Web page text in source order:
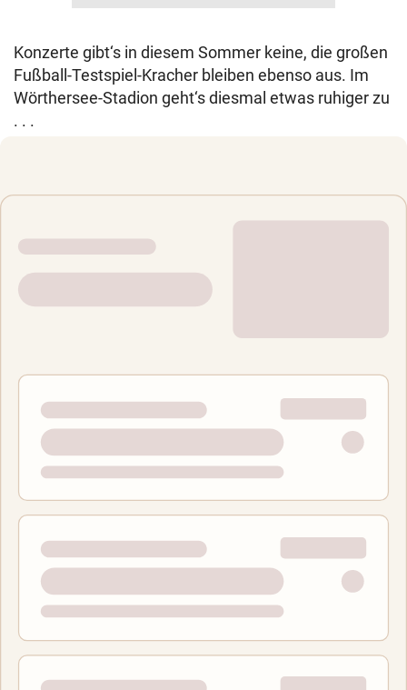
Konzerte gibt‘s in diesem Sommer keine, die großen
Fußball-Testspiel-Kracher bleiben ebenso aus. Im
Wörthersee-Stadion geht‘s diesmal etwas ruhiger zu
. . .